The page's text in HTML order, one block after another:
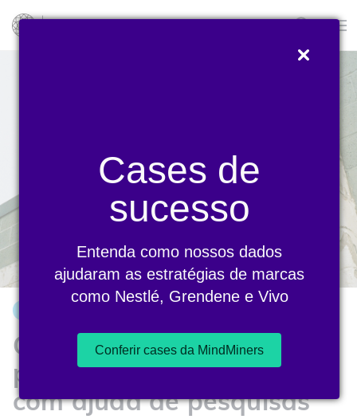
Cases de
sucesso
Entenda como nossos dados
ajudaram as estratégias de marcas
como Nestlé, Grendene e Vivo
Conferir cases da MindMiners
Como criar campanhas de
publicidade de sucesso
com ajuda de pesquisas